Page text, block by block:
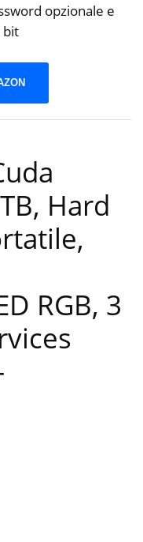
opzionale e
bit
Hard
RGB, 3